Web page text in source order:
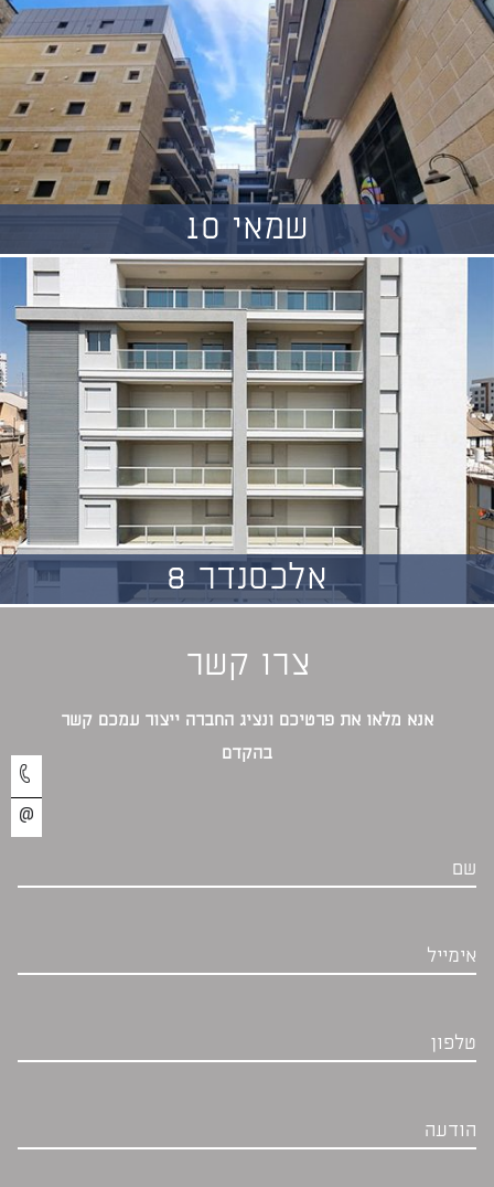
שמאי 10
אלכסנדר 8
צרו קשר
אנא מלאו את פרטיכם ונציג החברה ייצור עמכם קשר
בהקדם‎
שם
אימייל
טלפון
הודעה